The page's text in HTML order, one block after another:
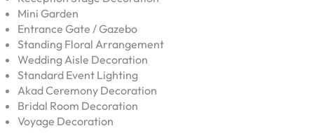
Mini Garden
Entrance Gate / Gazebo
Standing Floral Arrangement
Wedding Aisle Decoration
Standard Event Lighting
Akad Ceremony Decoration
Bridal Room Decoration
Voyage Decoration